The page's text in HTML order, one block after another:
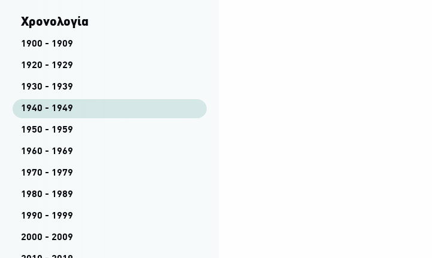
Χρονολογία
1900 - 1909
1920 - 1929
1930 - 1939
1940 - 1949
1950 - 1959
1960 - 1969
1970 - 1979
1980 - 1989
1990 - 1999
2000 - 2009